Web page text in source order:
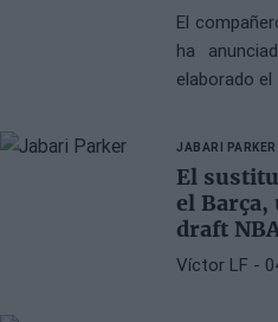
El
ha
elaborado
JABARI PARKER
El
el Barça,
draft
Víctor LF -